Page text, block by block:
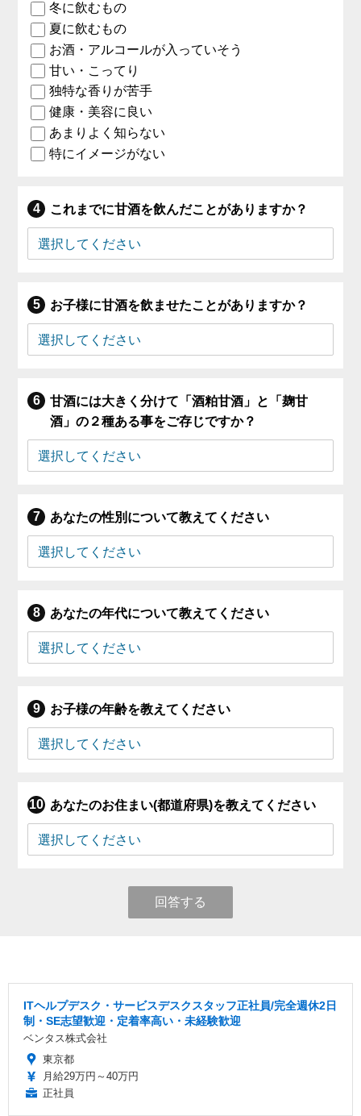
冬に飲むもの
夏に飲むもの
お酒・アルコールが入っていそう
甘い・こってり
独特な香りが苦手
健康・美容に良い
あまりよく知らない
特にイメージがない
これまでに甘酒を飲んだことがありますか？
お子様に甘酒を飲ませたことがありますか？
甘酒には大きく分けて「酒粕甘酒」と「麹甘
酒」の２種ある事をご存じですか？
あなたの性別について教えてください
あなたの年代について教えてください
お子様の年齢を教えてください
あなたのお住まい(都道府県)を教えてください
回答する
ITヘルプデスク・サービスデスクスタッフ正社員/完全週休2日
制・SE志望歓迎・定着率高い・未経験歓迎
ベンタス株式会社
東京都
月給29万円～40万円
正社員